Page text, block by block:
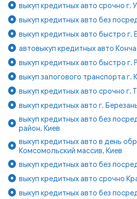
выкуп кредитных авто срочно г.
выкуп кредитных авто без
выкуп кредитных авто быстро г.
автовыкуп кредитных авто
выкуп кредитных авто быстро г.
выкуп залогового транспорта г.
выкуп кредитных авто срочно г.
выкуп кредитных авто г.
выкуп кредитных авто без
район, Киев
выкуп кредитных авто в день
Комсомольский массив, Киев
выкуп кредитных авто без
выкуп кредитных авто срочно
выкуп кредитных авто без